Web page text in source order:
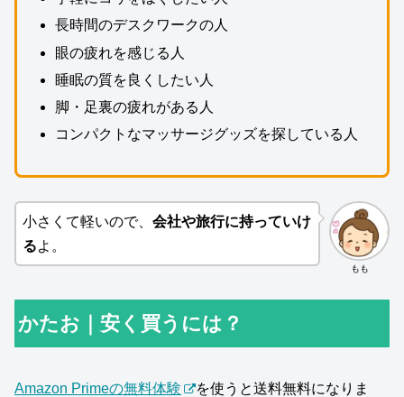
長時間のデスクワークの人
眼の疲れを感じる人
睡眠の質を良くしたい人
脚・足裏の疲れがある人
コンパクトなマッサージグッズを探している人
もも
小さくて軽いので、 会社や旅行に持っていけ
るよ。
かたお｜安く買うには？
Amazon Primeの無料体験
を使うと送料無料になりま